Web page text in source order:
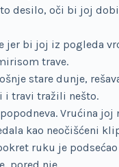
desilo, oči bi joj
jer bi joj iz pogleda
trave.
stare dunje,
i travi tražili nešto.
Vrućina
kao neočišćeni
ruku je